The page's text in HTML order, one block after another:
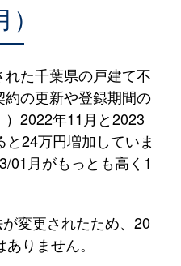
た千葉県の戸建て不
の更新や登録期間の
2022年11月と2023
24万円増加していま
01月がもっとも高く1
変更されたため、20
りません。